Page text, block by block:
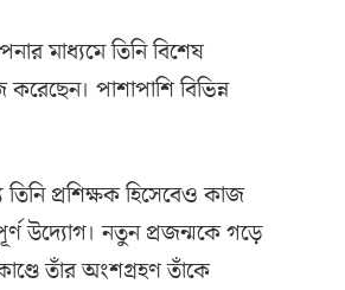
মাধ্যমে তিনি বিশেষ
পাশাপাশি বিভিন্ন
প্রশিক্ষক হিসেবেও কাজ
উদ্যোগ। নতুন প্রজন্মকে গড়ে
তাঁর অংশগ্রহণ তাঁকে